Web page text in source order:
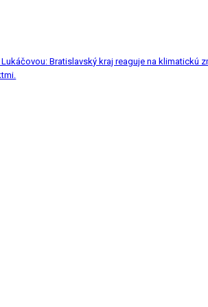
Bratislavský kraj reaguje na klimatickú